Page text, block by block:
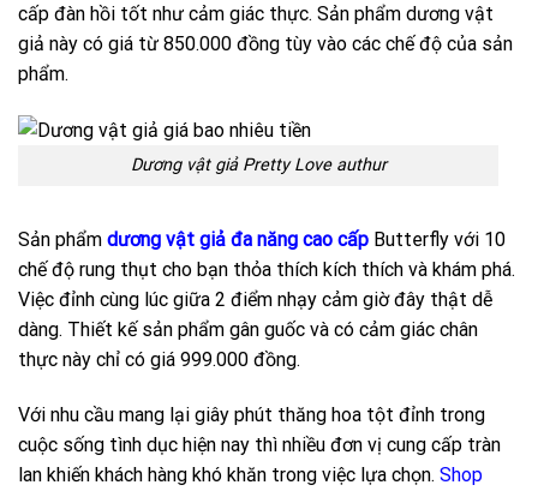
cấp đàn hồi tốt như cảm giác thực. Sản phẩm dương vật
giả này có giá từ 850.000 đồng tùy vào các chế độ của sản
phẩm.
Dương vật giả Pretty Love authur
Sản phẩm dương vật giả đa năng cao cấp Butterfly với 10
chế độ rung thụt cho bạn thỏa thích kích thích và khám phá.
Việc đỉnh cùng lúc giữa 2 điểm nhạy cảm giờ đây thật dễ
dàng. Thiết kế sản phẩm gân guốc và có cảm giác chân
thực này chỉ có giá 999.000 đồng.
Với nhu cầu mang lại giây phút thăng hoa tột đỉnh trong
cuộc sống tình dục hiện nay thì nhiều đơn vị cung cấp tràn
lan khiến khách hàng khó khăn trong việc lựa chọn. Shop